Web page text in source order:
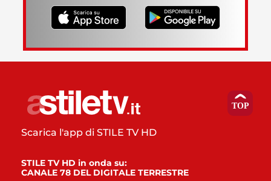
Scarica l'app di STILE TV HD
STILE TV HD in onda su:
CANALE 78 DEL DIGITALE TERRESTRE